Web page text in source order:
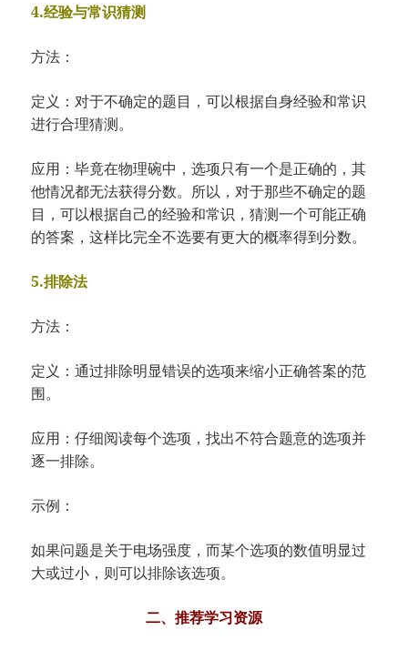
4.经验与常识猜测
方法：
定义：对于不确定的题目，可以根据自身经验和常识
进行合理猜测。
应用：毕竟在物理碗中，选项只有一个是正确的，其
他情况都无法获得分数。所以，对于那些不确定的题
目，可以根据自己的经验和常识，猜测一个可能正确
的答案，这样比完全不选要有更大的概率得到分数。
5.排除法
方法：
定义：通过排除明显错误的选项来缩小正确答案的范
围。
应用：仔细阅读每个选项，找出不符合题意的选项并
逐一排除。
示例：
如果问题是关于电场强度，而某个选项的数值明显过
大或过小，则可以排除该选项。
二、推荐学习资源